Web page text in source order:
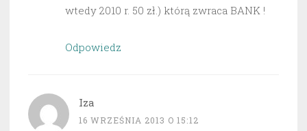
wtedy 2010 r. 50 zł.) którą zwraca BANK !
Odpowiedz
Iza
16 WRZEŚNIA 2013 O 15:12